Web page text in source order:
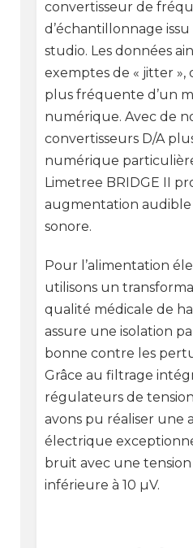
convertisseur de
d’échantillonnage
studio. Les données
exemptes de « jitter »,
plus fréquente d’un
numérique. Avec de
convertisseurs D/A
numérique
Limetree BRIDGE II
augmentation
sonore.
Pour l’alimentation
utilisons un
qualité médicale de
assure une isolation
bonne contre les
Grâce au filtrage
régulateurs de
avons pu réaliser une
électrique
bruit avec une
inférieure à 10 µV.